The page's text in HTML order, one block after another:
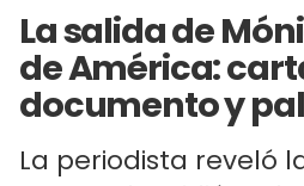
La salida de
de América:
documento y
La periodista reveló